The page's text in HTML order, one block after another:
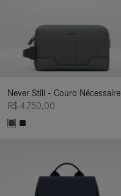
Never Still - Couro Nécessaire
R$ 4.750,00